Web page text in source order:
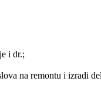
i dr.;
na remontu i izradi